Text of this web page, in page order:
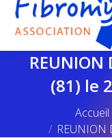
REUNION
(81) le
Vous êtes ici :
Accueil
REUNION